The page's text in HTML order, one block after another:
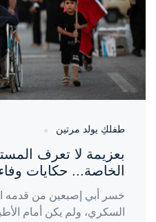
طفلكِ يولد مرتين
بعزيمة لا تعرف
الخاصة... حكايات
خسر أبي إصبعين من قدمه
السكري، ولم يكن أمام